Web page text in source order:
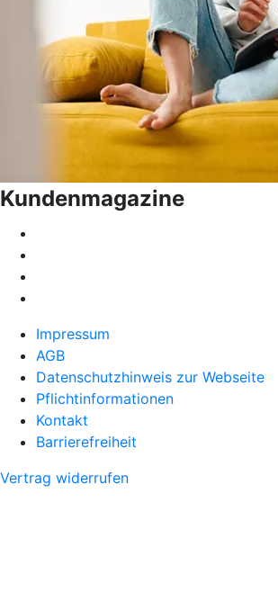
Kundenmagazine
Impressum
AGB
Datenschutzhinweis zur Webseite
Pflichtinformationen
Kontakt
Barrierefreiheit
Vertrag widerrufen